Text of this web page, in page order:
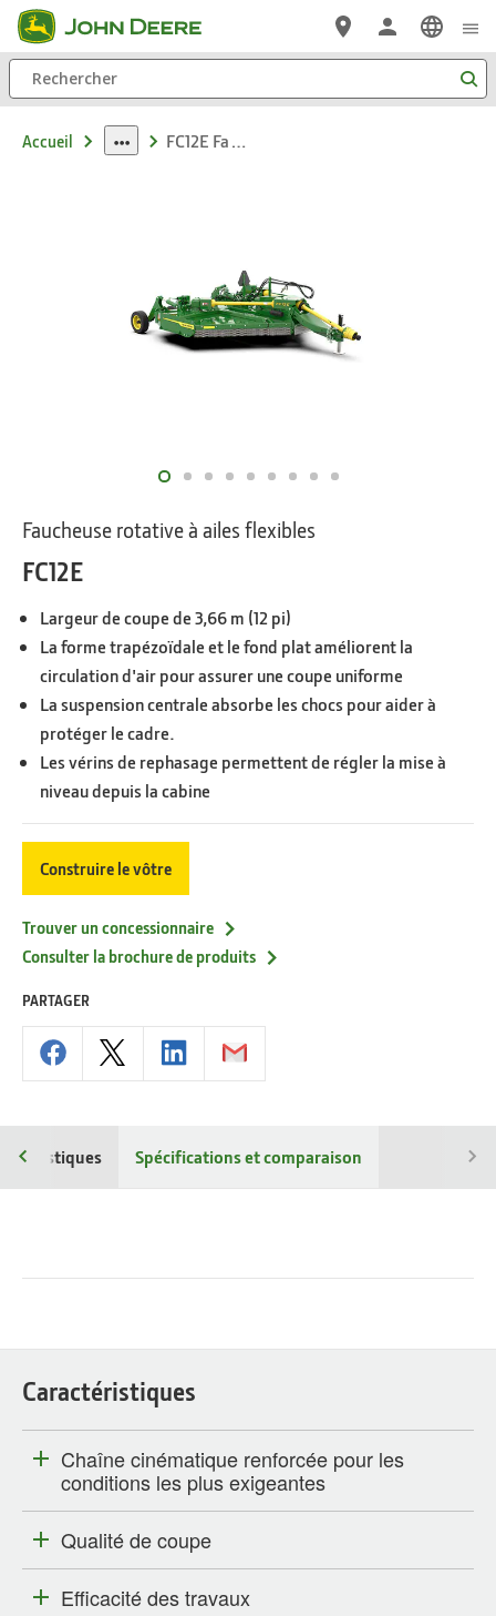
Passer au contenu principal
Rechercher
Accueil
dropdown
FC12E Faucheuse rotative à ailes flexibles
Faucheuse rotative à ailes flexibles
FC12E
Largeur de coupe de 3,66 m (12 pi)
La forme trapézoïdale et le fond plat améliorent la
circulation d'air pour assurer une coupe uniforme
La suspension centrale absorbe les chocs pour aider à
protéger le cadre.
Les vérins de rephasage permettent de régler la mise à
niveau depuis la cabine
Construire le vôtre
Trouver un concessionnaire
Consulter la brochure de produits
PARTAGER
Spécifications et comparaison
Caractéristiques
Chaîne cinématique renforcée pour les
conditions les plus exigeantes
Qualité de coupe
Efficacité des travaux